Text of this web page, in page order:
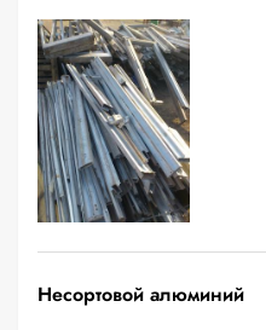
Несортовой алюминий